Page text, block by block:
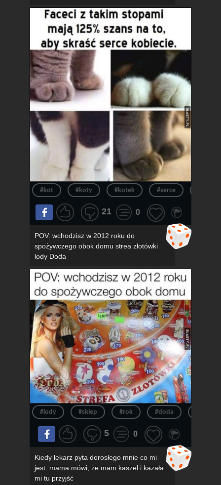
#kot #koty #kotek #serce
21 0
POV: wchodzisz w 2012 roku do
spożywczego obok domu strea złotówki
lody Doda
#lody #sklep #rok #doda
5 0
Kiedy lekarz pyta dorosłego mnie co mi
jest: mama mówi, że mam kaszel i kazała
mi tu przyjść